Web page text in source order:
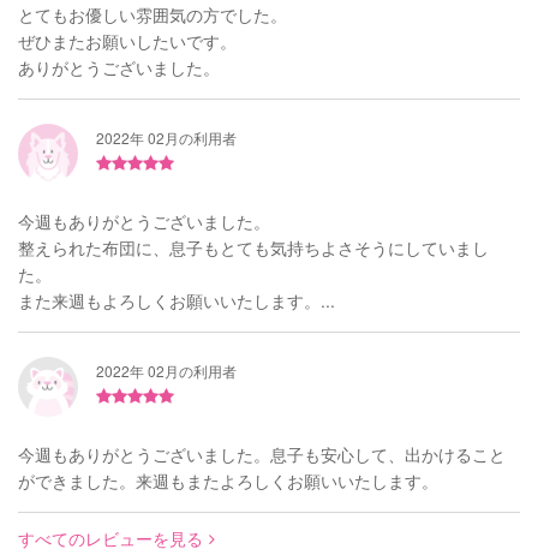
とてもお優しい雰囲気の方でした。
ぜひまたお願いしたいです。
ありがとうございました。
2022年 02月の利用者
今週もありがとうございました。
整えられた布団に、息子もとても気持ちよさそうにしていまし
た。
また来週もよろしくお願いいたします。...
2022年 02月の利用者
今週もありがとうございました。息子も安心して、出かけること
ができました。来週もまたよろしくお願いいたします。
すべてのレビューを見る